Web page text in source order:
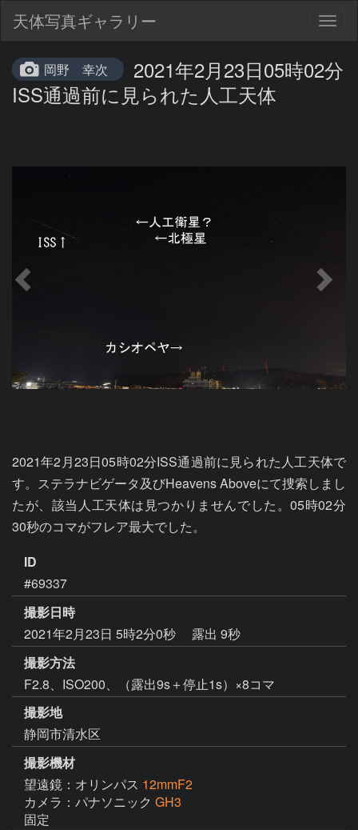
天体写真ギャラリー
岡野 幸次
2021年2月23日05時02分
ISS通過前に見られた人工天体
2021年2月23日05時02分ISS通過前に見られた人工天体で
す。ステラナビゲータ及びHeavens Aboveにて捜索しまし
たが、該当人工天体は見つかりませんでした。05時02分
30秒のコマがフレア最大でした。
ID
#69337
撮影日時
2021年2月23日 5時2分0秒
露出 9秒
撮影方法
F2.8、ISO200、（露出9s＋停止1s）×8コマ
撮影地
静岡市清水区
撮影機材
望遠鏡：オリンパス 12mmF2
カメラ：パナソニック GH3
固定